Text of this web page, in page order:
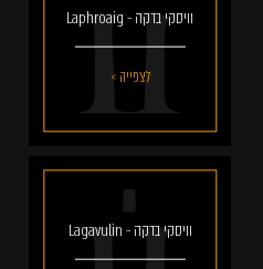
וויסקי בדקה - Laphroaig
לצפייה >
וויסקי בדקה - Lagavulin